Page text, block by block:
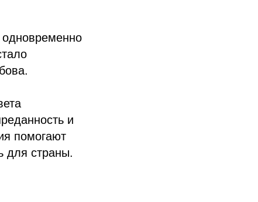
одновременно
и
помогают
для страны.